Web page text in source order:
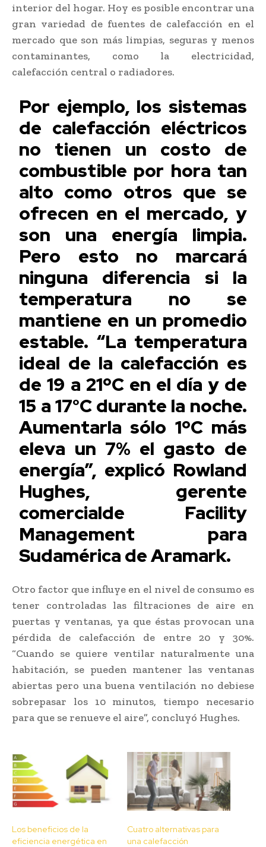
interior del hogar. Hoy es posible encontrar una
gran variedad de fuentes de calefacción en el
mercado que son más limpias, seguras y menos
contaminantes, como la electricidad,
calefacción central o radiadores.
Por ejemplo, los sistemas
de calefacción eléctricos
no tienen un costo de
combustible por hora tan
alto como otros que se
ofrecen en el mercado, y
son una energía limpia.
Pero esto no marcará
ninguna diferencia si la
temperatura no se
mantiene en un promedio
estable. “La temperatura
ideal de la calefacción es
de 19 a 21ºC en el día y de
15 a 17°C durante la noche.
Aumentarla sólo 1ºC más
eleva un 7% el gasto de
energía”, explicó Rowland
Hughes, gerente
comercialde Facility
Management para
Sudamérica de Aramark.
Otro factor que influye en el nivel de consumo es
tener controladas las filtraciones de aire en
puertas y ventanas, ya que éstas provocan una
pérdida de calefacción de entre 20 y 30%.
“Cuando se quiere ventilar naturalmente una
habitación, se pueden mantener las ventanas
abiertas pero una buena ventilación no debiese
sobrepasar los 10 minutos, tiempo necesario
para que se renueve el aire”, concluyó Hughes.
Los beneficios de la
eficiencia energética en
Cuatro alternativas para
una calefacción